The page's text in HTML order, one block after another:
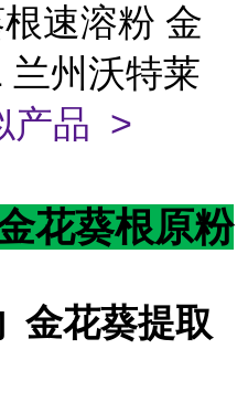
速溶粉 金
兰州沃特莱
产品 >
花葵根原粉
金花葵提取